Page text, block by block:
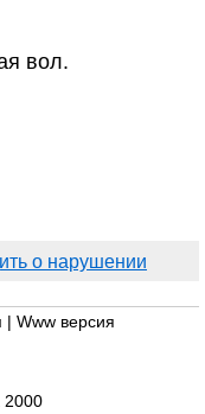
вол.
о нарушении
Www версия